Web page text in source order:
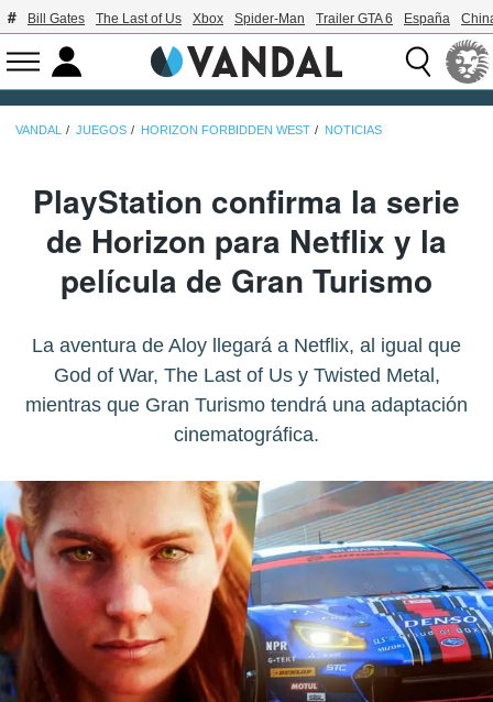
Bill Gates The Last of Us Xbox Spider-Man Trailer GTA 6 España
VANDAL JUEGOS HORIZON FORBIDDEN WEST NOTICIAS
PlayStation confirma la serie
de Horizon para Netflix y la
película de Gran Turismo
La aventura de Aloy llegará a Netflix, al igual que
God of War, The Last of Us y Twisted Metal,
mientras que Gran Turismo tendrá una adaptación
cinematográfica.